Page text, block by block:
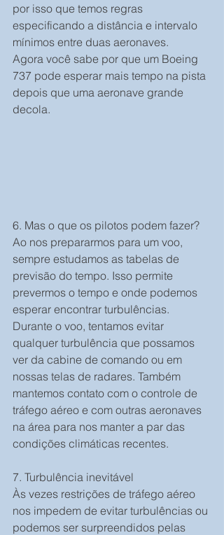
por isso que temos regras
especificando a distância e intervalo
mínimos entre duas aeronaves.
Agora você sabe por que um Boeing
737 pode esperar mais tempo na pista
depois que uma aeronave grande
decola.
6. Mas o que os pilotos podem fazer?
Ao nos prepararmos para um voo,
sempre estudamos as tabelas de
previsão do tempo. Isso permite
prevermos o tempo e onde podemos
esperar encontrar turbulências.
Durante o voo, tentamos evitar
qualquer turbulência que possamos
ver da cabine de comando ou em
nossas telas de radares. Também
mantemos contato com o controle de
tráfego aéreo e com outras aeronaves
na área para nos manter a par das
condições climáticas recentes.
7. Turbulência inevitável
Às vezes restrições de tráfego aéreo
nos impedem de evitar turbulências ou
podemos ser surpreendidos pelas